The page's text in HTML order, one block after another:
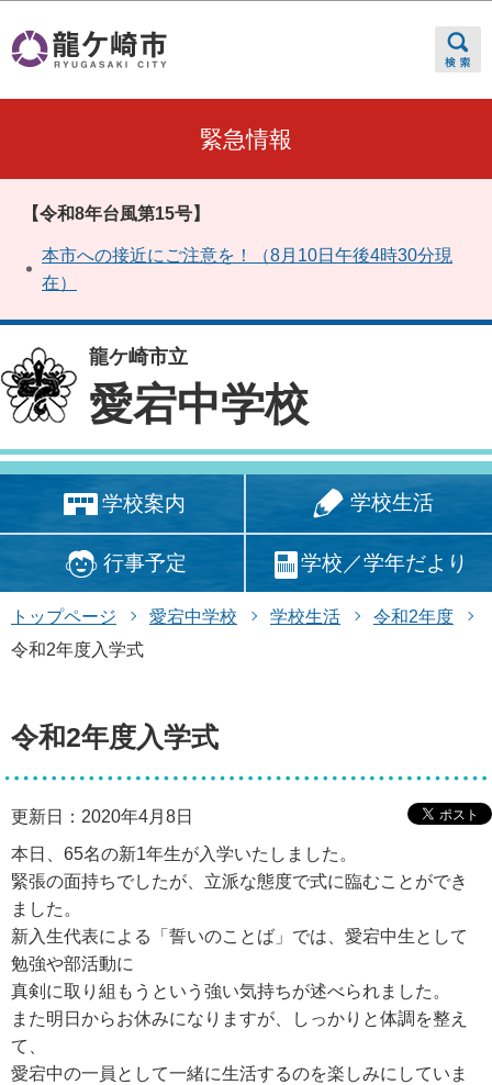
緊急情報
【令和8年台風第15号】
本市への接近にご注意を！（8月10日午後4時30分現
在）
龍ケ崎市立
愛宕中学校
学校案内 学校生活
行事予定 学校／学年だより
トップページ 愛宕中学校 学校生活
令和2年度
令和2年度入学式
令和2年度入学式
更新日：2020年4月8日
本日、65名の新1年生が入学いたしました。
緊張の面持ちでしたが、立派な態度で式に臨むことができ
ました。
新入生代表による「誓いのことば」では、愛宕中生として
勉強や部活動に
真剣に取り組もうという強い気持ちが述べられました。
また明日からお休みになりますが、しっかりと体調を整え
て、
愛宕中の一員として一緒に生活するのを楽しみにしていま